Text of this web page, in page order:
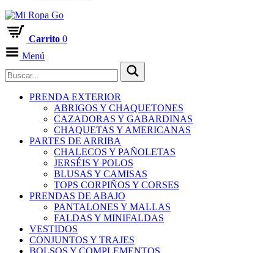
Carrito 0
Menú
PRENDA EXTERIOR
ABRIGOS Y CHAQUETONES
CAZADORAS Y GABARDINAS
CHAQUETAS Y AMERICANAS
PARTES DE ARRIBA
CHALECOS Y PAÑOLETAS
JERSÉIS Y POLOS
BLUSAS Y CAMISAS
TOPS CORPIÑOS Y CORSES
PRENDAS DE ABAJO
PANTALONES Y MALLAS
FALDAS Y MINIFALDAS
VESTIDOS
CONJUNTOS Y TRAJES
BOLSOS Y COMPLEMENTOS